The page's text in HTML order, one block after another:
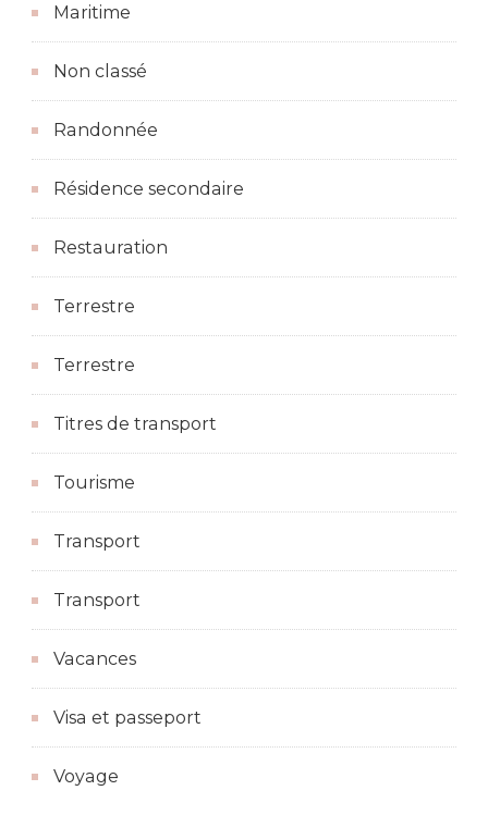
Maritime
Non classé
Randonnée
Résidence secondaire
Restauration
Terrestre
Terrestre
Titres de transport
Tourisme
Transport
Transport
Vacances
Visa et passeport
Voyage